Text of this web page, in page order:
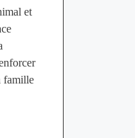
et
famille